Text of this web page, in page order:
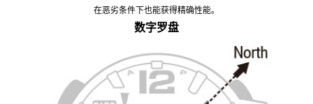
在恶劣条件下也能获得精确性能。
数字罗盘